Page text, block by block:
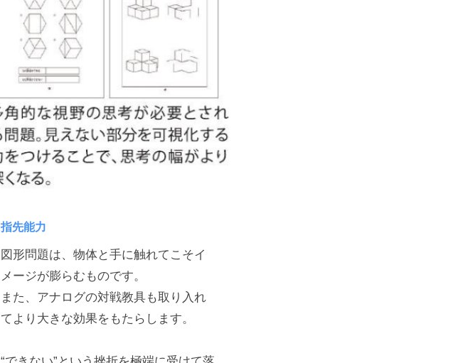
指先能力
図形問題は、物体と手に触れてこそイ
メージが膨らむものです。
また、アナログの対戦教具も取り入れ
てより大きな効果をもたらします。